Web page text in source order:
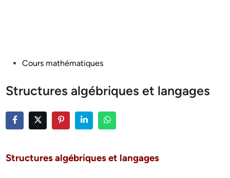
PostedCours mathématiques
Structures algébriques et langages
Structures algébriques et langages